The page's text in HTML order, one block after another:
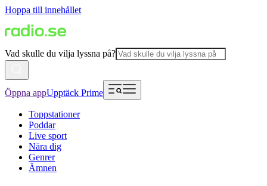
Hoppa till innehållet
Vad skulle du vilja lyssna på?
Öppna appUpptäck Prime
Toppstationer
Poddar
Live sport
Nära dig
Genrer
Ämnen